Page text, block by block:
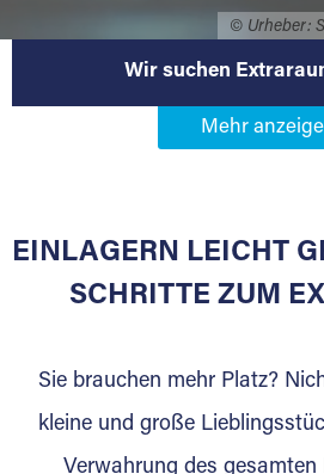
© Urheber:
Wir suchen
Werden Sie
Sie bieten Kunden
für die Einlagerung von
Lagerkunden und
Ihre Vorteile als Extraraum
EINLAGERN LEICHT
SCHRITTE ZUM
Sie brauchen mehr Platz?
kleine und große
Verwahrung des